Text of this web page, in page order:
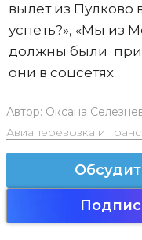
вылет из Пулково
успеть?», «Мы из
должны были
они в соцсетях.
Автор: Оксана
Авиаперевозка и